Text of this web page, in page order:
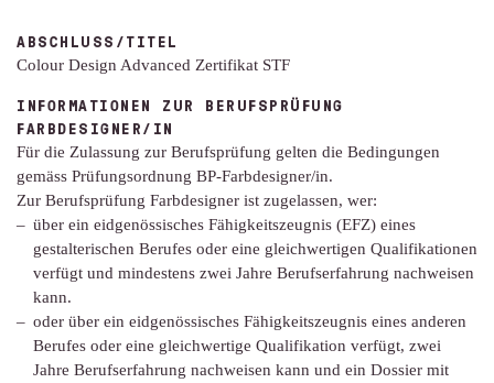
ABSCHLUSS/TITEL
Colour Design Advanced Zertifikat STF
INFORMATIONEN ZUR BERUFSPRÜFUNG
FARBDESIGNER/IN
Für die Zulassung zur Berufsprüfung gelten die Bedingungen
gemäss Prüfungsordnung BP-Farbdesigner/in.
Zur Berufsprüfung Farbdesigner ist zugelassen, wer:
über ein eidgenössisches Fähigkeitszeugnis (EFZ) eines
gestalterischen Berufes oder eine gleichwertigen Qualifikationen
verfügt und mindestens zwei Jahre Berufserfahrung nachweisen
kann.
oder über ein eidgenössisches Fähigkeitszeugnis eines anderen
Berufes oder eine gleichwertige Qualifikation verfügt, zwei
Jahre Berufserfahrung nachweisen kann und ein Dossier mit